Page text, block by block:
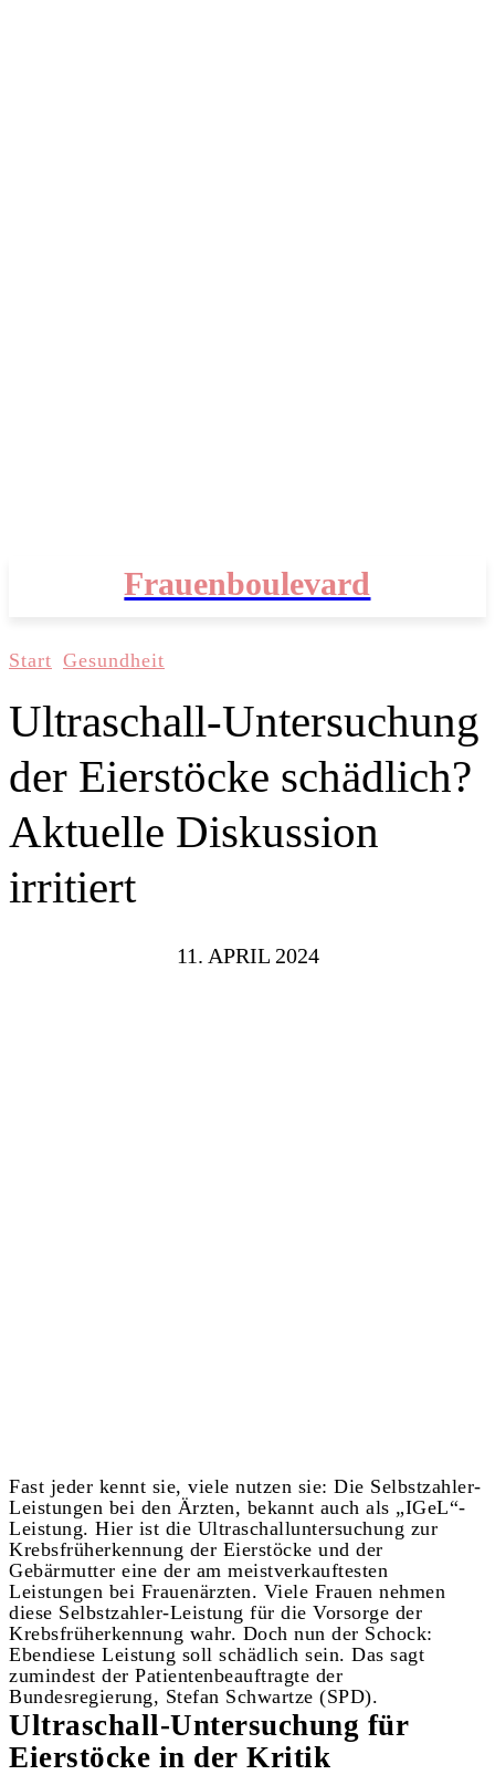
Frauenboulevard
Start Gesundheit
Ultraschall-Untersuchung
der Eierstöcke schädlich?
Aktuelle Diskussion
irritiert
11. APRIL 2024
Fast jeder kennt sie, viele nutzen sie: Die Selbstzahler-
Leistungen bei den Ärzten, bekannt auch als „IGeL“-
Leistung. Hier ist die Ultraschalluntersuchung zur
Krebsfrüherkennung der Eierstöcke und der
Gebärmutter eine der am meistverkauftesten
Leistungen bei Frauenärzten. Viele Frauen nehmen
diese Selbstzahler-Leistung für die Vorsorge der
Krebsfrüherkennung wahr. Doch nun der Schock:
Ebendiese Leistung soll schädlich sein. Das sagt
zumindest der Patientenbeauftragte der
Bundesregierung, Stefan Schwartze (SPD).
Ultraschall-Untersuchung für
Eierstöcke in der Kritik